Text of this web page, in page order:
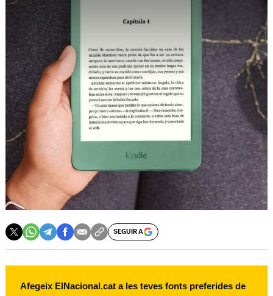
SEGUIR A
Afegeix ElNacional.cat a les teves fonts preferides de